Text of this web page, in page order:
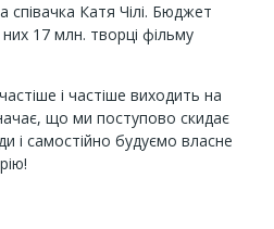
Катя Чілі. Бюджет
17 млн. творці фільму
і частіше виходить на
що ми поступово скидає
і самостійно будуємо власне